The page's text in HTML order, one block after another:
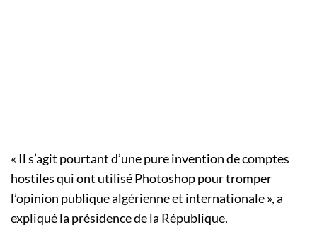
« Il s’agit pourtant d’une pure invention de comptes
hostiles qui ont utilisé Photoshop pour tromper
l’opinion publique algérienne et internationale », a
expliqué la présidence de la République.